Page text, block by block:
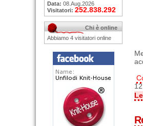
Data: 08.Aug.2026
Visitatori: 252.838.292
Chi è online
Abbiamo 4 visitatori online